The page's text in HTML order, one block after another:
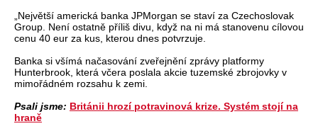
„Největší americká banka JPMorgan se staví za Czechoslovak
Group. Není ostatně příliš divu, když na ni má stanovenu cílovou
cenu 40 eur za kus, kterou dnes potvrzuje.
Banka si všímá načasování zveřejnění zprávy platformy
Hunterbrook, která včera poslala akcie tuzemské zbrojovky v
mimořádném rozsahu k zemi.
Psali jsme: Británii hrozí potravinová krize. Systém stojí na
hraně